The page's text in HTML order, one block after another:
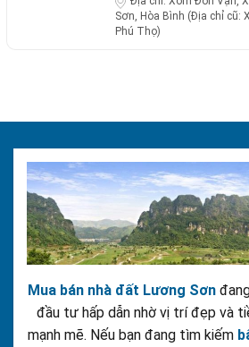
Sơn, Hòa Bình (Địa chỉ cũ:
Phú Thọ)
Mua bán nhà đất Lương Sơn
đầu tư hấp dẫn nhờ vị trí đẹp và
mạnh mẽ. Nếu bạn đang tìm kiếm